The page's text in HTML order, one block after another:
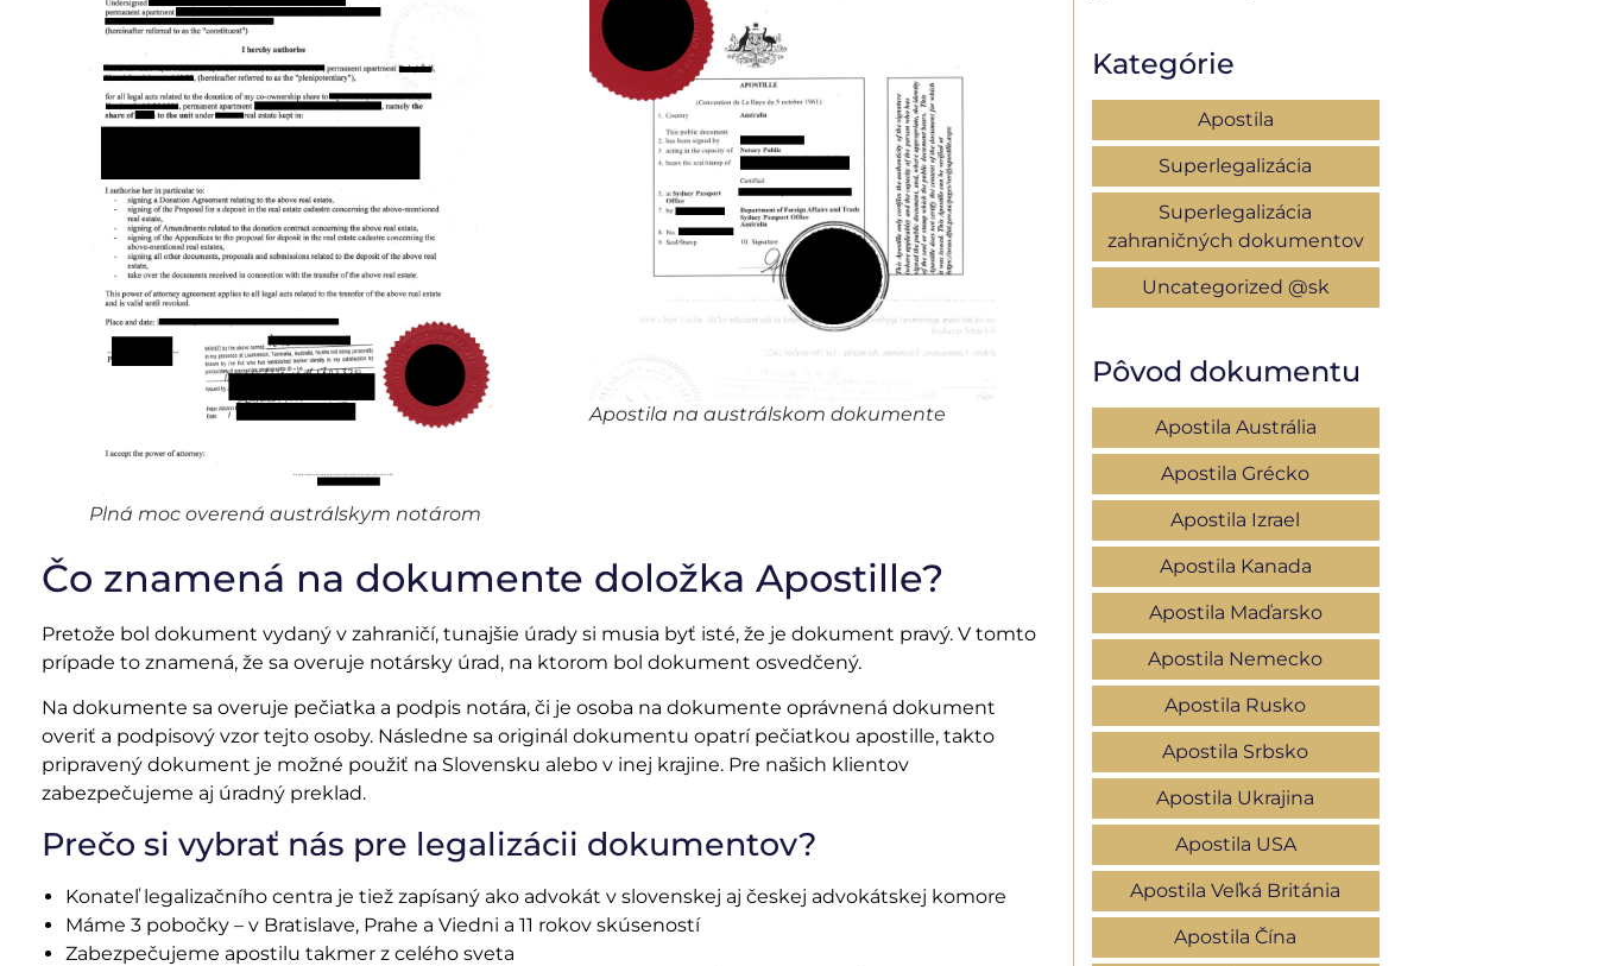
Plná moc overená austrálskym notárom
Apostila na austrálskom dokumente
Čo znamená na dokumente doložka Apostille?
Pretože bol dokument vydaný v zahraničí, tunajšie úrady si musia byť isté, že je dokument pravý. V tomto
prípade to znamená, že sa overuje notársky úrad, na ktorom bol dokument osvedčený.
Na dokumente sa overuje pečiatka a podpis notára, či je osoba na dokumente oprávnená dokument
overiť a podpisový vzor tejto osoby. Následne sa originál dokumentu opatrí pečiatkou apostille, takto
pripravený dokument je možné použiť na Slovensku alebo v inej krajine. Pre našich klientov
zabezpečujeme aj úradný preklad.
Prečo si vybrať nás pre legalizácii dokumentov?
Konateľ legalizačního centra je tiež zapísaný ako advokát v slovenskej aj českej advokátskej komore
Máme 3 pobočky – v Bratislave, Prahe a Viedni a 11 rokov skúseností
Zabezpečujeme apostilu takmer z celého sveta
Kategórie
Apostila
Superlegalizácia
Superlegalizácia
zahraničných dokumentov
Uncategorized @sk
Pôvod dokumentu
Apostila Austrália
Apostila Grécko
Apostila Izrael
Apostila Kanada
Apostila Maďarsko
Apostila Nemecko
Apostila Rusko
Apostila Srbsko
Apostila Ukrajina
Apostila USA
Apostila Veľká Británia
Apostila Čína